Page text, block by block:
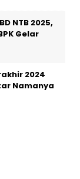
NTB 2025,
Gelar
2024
Namanya